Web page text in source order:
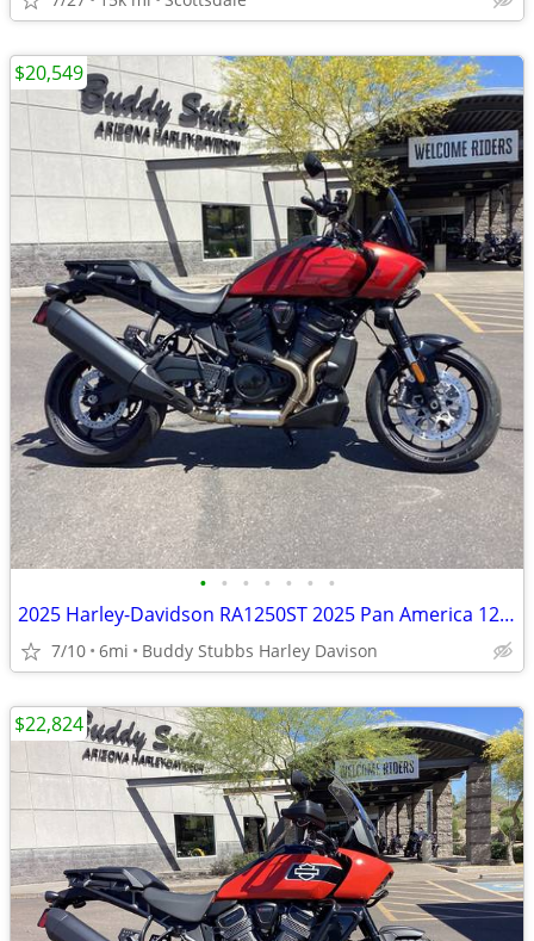
• • • • • • •
2025 Harley-Davidson RA1250ST 2025 Pan America 1250 ST
7/10 6mi Buddy Stubbs Harley Davison
$20,549
$22,824